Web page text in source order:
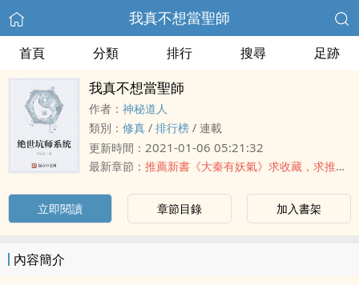
我真不想當聖師
首頁 分類 排行 搜尋 足跡
我真不想當聖師
作者： 神秘道人
類別： 修真 / 排行榜 / 連載
更新時間： 2021-01-06 05:21:32
最新章節： 推薦新書《大秦有妖氣》求收藏，求推薦票，求打賞。
立即閱讀 章節目錄 加入書架
內容簡介